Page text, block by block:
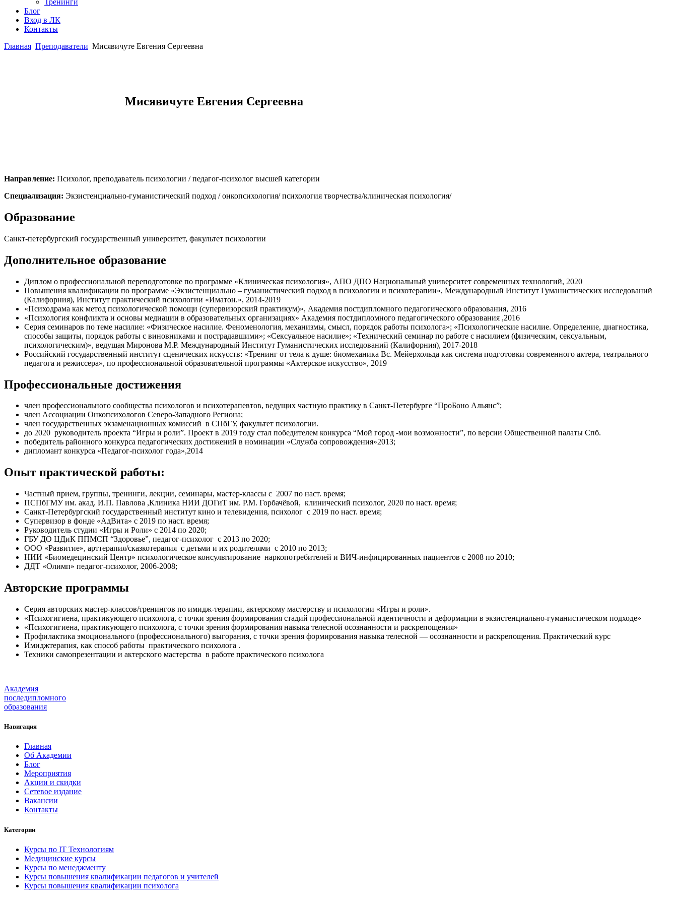
Тренинги
Блог
Вход в ЛК
Контакты
Главная Преподаватели Мисявичуте Евгения Сергеевна
Мисявичуте Евгения Сергеевна
Направление: Психолог, преподаватель психологии / педагог-психолог высшей категории
Специализация: Экзистенциально-гуманистический подход / онкопсихология/ психология творчества/клиническая психология/
Образование
Санкт-петербургский государственный университет, факультет психологии
Дополнительное образование
Диплом о профессиональной переподготовке по программе «Клиническая психология», АПО ДПО Национальный университет современных технологий, 2020
Повышения квалификации по программе «Экзистенциально – гуманистический подход в психологии и психотерапии», Международный Институт Гуманистических исследований
(Калифорния), Институт практический психологии «Иматон.», 2014-2019
«Психодрама как метод психологической помощи (супервизорский практикум)», Академия постдипломного педагогического образования, 2016
«Психология конфликта и основы медиации в образовательных организациях» Академия постдипломного педагогического образования ,2016
Серия семинаров по теме насилие: «Физическое насилие. Феноменология, механизмы, смысл, порядок работы психолога»; «Психологические насилие. Определение, диагностика,
способы защиты, порядок работы с виновниками и пострадавшими»; «Сексуальное насилие»; «Технический семинар по работе с насилием (физическим, сексуальным,
психологическим)», ведущая Миронова М.Р. Международный Институт Гуманистических исследований (Калифорния), 2017-2018
Российский государственный институт сценических искусств: «Тренинг от тела к душе: биомеханика Вс. Мейерхольда как система подготовки современного актера, театрального
педагога и режиссера», по профессиональной образовательной программы «Актерское искусство», 2019
Профессиональные достижения
член профессионального сообщества психологов и психотерапевтов, ведущих частную практику в Санкт-Петербурге “ПроБоно Альянс”;
член Ассоциации Онкопсихологов Северо-Западного Региона;
член государственных экзаменационных комиссий в СПбГУ, факультет психологии.
до 2020 руководитель проекта “Игры и роли”. Проект в 2019 году стал победителем конкурса “Мой город -мои возможности”, по версии Общественной палаты Спб.
победитель районного конкурса педагогических достижений в номинации «Служба сопровождения»2013;
дипломант конкурса «Педагог-психолог года»,2014
Опыт практической работы:
Частный прием, группы, тренинги, лекции, семинары, мастер-классы с 2007 по наст. время;
ПСПбГМУ им. акад. И.П. Павлова ,Клиника НИИ ДОГиТ им. Р.М. Горбачёвой, клинический психолог, 2020 по наст. время;
Санкт-Петербургский государственный институт кино и телевидения, психолог с 2019 по наст. время;
Супервизор в фонде «АдВита» с 2019 по наст. время;
Руководитель студии «Игры и Роли» с 2014 по 2020;
ГБУ ДО ЦДиК ППМСП “Здоровье”, педагог-психолог с 2013 по 2020;
ООО «Развитие», арттерапия/сказкотерапия с детьми и их родителями с 2010 по 2013;
НИИ «Биомедецинский Центр» психологическое консультирование наркопотребителей и ВИЧ-инфицированных пациентов с 2008 по 2010;
ДДТ «Олимп» педагог-психолог, 2006-2008;
Авторские программы
Серия авторских мастер-классов/тренингов по имидж-терапии, актерскому мастерству и психологии «Игры и роли».
«Психогигиена, практикующего психолога, с точки зрения формирования стадий профессиональной идентичности и деформации в экзистенциально-гуманистическом подходе»
«Психогигиена, практикующего психолога, с точки зрения формирования навыка телесной осознанности и раскрепощения»
Профилактика эмоционального (профессионального) выгорания, с точки зрения формирования навыка телесной — осознанности и раскрепощения. Практический курс
Имиджтерапия, как способ работы практического психолога .
Техники самопрезентации и актерского мастерства в работе практического психолога
Академия
последипломного
образования
Навигация
Главная
Об Академии
Блог
Мероприятия
Акции и скидки
Сетевое издание
Вакансии
Контакты
Категории
Курсы по IT Технологиям
Медицинские курсы
Курсы по менеджменту
Курсы повышения квалификации педагогов и учителей
Курсы повышения квалификации психолога